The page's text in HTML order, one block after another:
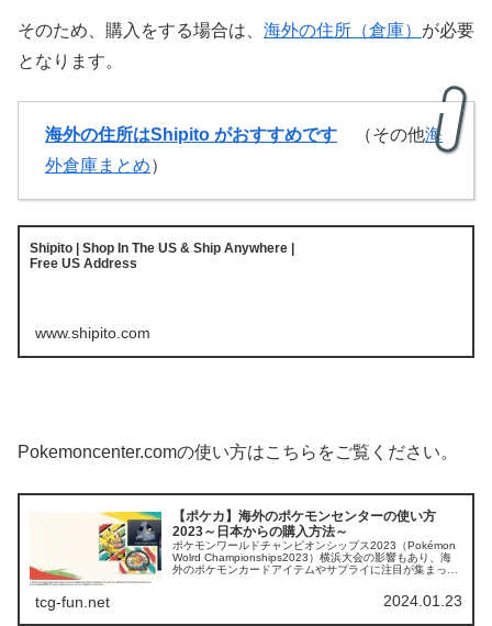
そのため、購入をする場合は、 海外の住所（倉庫） が必要
となります。
海外の住所はShipito がおすすめです （その他海
外倉庫まとめ）
Shipito | Shop In The US & Ship Anywhere |
Free US Address
www.shipito.com
Pokemoncenter.comの使い方はこちらをご覧ください。
【ポケカ】海外のポケモンセンターの使い方
2023～日本からの購入方法～
ポケモンワールドチャンピオンシップス2023（Pokémon
Wolrd Championships2023）横浜大会の影響もあり、海
外のポケモンカードアイテムやサプライに注目が集まって
tcg-fun.net 2024.01.23